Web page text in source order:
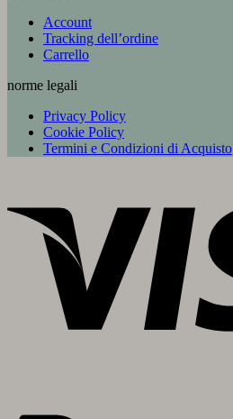
Account
Tracking dell’ordine
Carrello
norme legali
Privacy Policy
Cookie Policy
Termini e Condizioni di Acquisto